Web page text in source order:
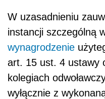
W uzasadnieniu
instancji szczególną
wynagrodzenie
art. 15 ust. 4 ustawy
kolegiach
wyłącznie z